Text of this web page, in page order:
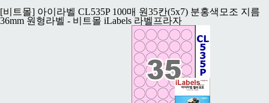
[비트몰] 아이라벨 CL535P 100매 원35칸(5x7) 분홍색모조 지름
36mm 원형라벨 - 비트몰 iLabels 라벨프라자